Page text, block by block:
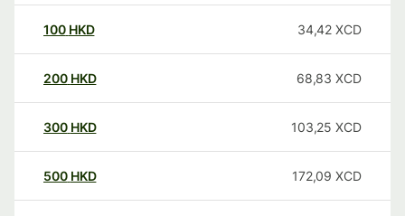
100 HKD 34,42 XCD
200 HKD 68,83 XCD
300 HKD 103,25 XCD
500 HKD 172,09 XCD